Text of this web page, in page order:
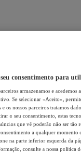
iGaming HubA
consentimento para
armazenamos e acedemos
Se selecionar «Aceito»,
e os nossos parceiros tratamos
o seu consentimento, estas
que vê poderão não ser tão
a qualquer
na parte inferior esquerda da
consulte a nossa política